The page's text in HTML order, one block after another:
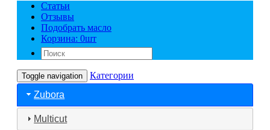
Статьи
Отзывы
Подобрать масло
Корзина: 0шт
Toggle navigation
Категории
Zubora
Multicut